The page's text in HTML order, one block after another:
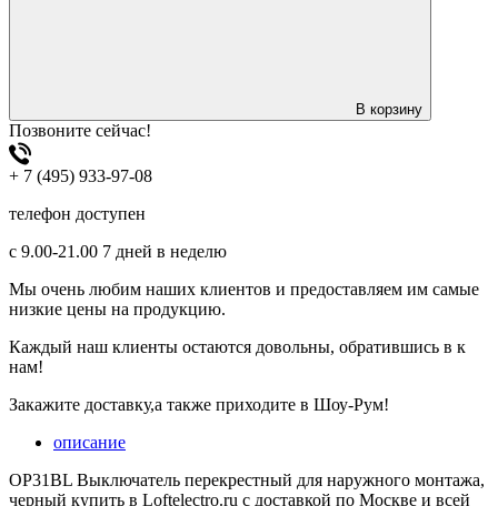
В корзину
Позвоните сейчас!
+ 7 (495) 933-97-08
телефон доступен
с 9.00-21.00 7 дней в неделю
Мы очень любим наших клиентов и предоставляем им самые
низкие цены на продукцию.
Каждый наш клиенты остаются довольны, обратившись в к
нам!
Закажите доставку,а также приходите в Шоу-Рум!
описание
OP31BL Выключатель перекрестный для наружного монтажа,
черный купить в Loftelectro.ru c доставкой по Москве и всей